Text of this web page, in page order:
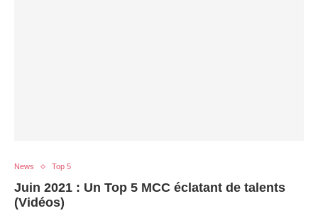
News Top 5
Juin 2021 : Un Top 5 MCC éclatant de talents
(Vidéos)